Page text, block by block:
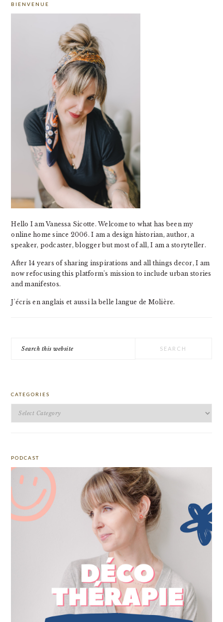
SIDEBAR
BIENVENUE
Hello I am Vanessa Sicotte. Welcome to what has been my
online home since 2006. I am a design historian, author, a
speaker, podcaster, blogger but most of all, I am a storyteller.
After 14 years of sharing inspirations and all things decor, I am
now refocusing this platform's mission to include urban stories
and manifestos.
J'écris en anglais et aussi la belle langue de Molière.
this
CATEGORIES
PODCAST